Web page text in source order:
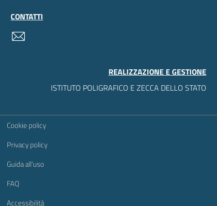
CONTATTI
REALIZZAZIONE E GESTIONE
ISTITUTO POLIGRAFICO E ZECCA DELLO STATO
Sezione Link Utili
Cookie policy
Privacy policy
Guida all'uso
FAQ
Accessibilità